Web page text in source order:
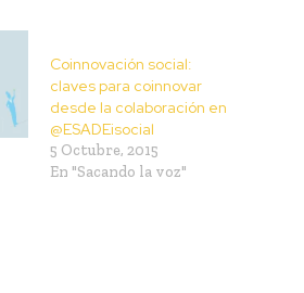
Coinnovación social:
claves para coinnovar
desde la colaboración en
@ESADEisocial
5 Octubre, 2015
En "Sacando la voz"